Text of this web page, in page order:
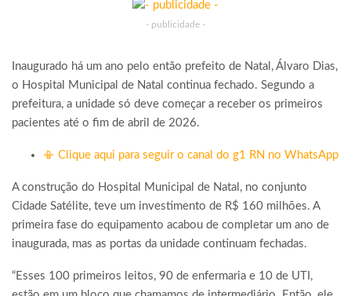
- publicidade -
Inaugurado há um ano pelo então prefeito de Natal, Álvaro Dias,
o Hospital Municipal de Natal continua fechado. Segundo a
prefeitura, a unidade só deve começar a receber os primeiros
pacientes até o fim de abril de 2026.
📳 Clique aqui para seguir o canal do g1 RN no WhatsApp
A construção do Hospital Municipal de Natal, no conjunto
Cidade Satélite, teve um investimento de R$ 160 milhões. A
primeira fase do equipamento acabou de completar um ano de
inaugurada, mas as portas da unidade continuam fechadas.
“Esses 100 primeiros leitos, 90 de enfermaria e 10 de UTI,